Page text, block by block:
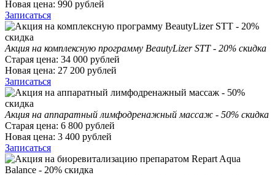
Новая цена: 990 рублей
Записаться
Акция на комплексную программу BeautyLizer STT - 20% скидка
Старая цена: 34 000 рублей
Новая цена: 27 200 рублей
Записаться
Акция на аппаратный лимфодренажный массаж - 50% скидка
Старая цена: 6 800 рублей
Новая цена: 3 400 рублей
Записаться